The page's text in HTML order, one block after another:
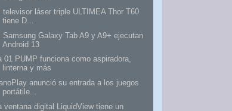
televisor láser triple ULTIMEA Thor T60
tiene D...
Samsung Galaxy Tab A9 y A9+ ejecutan
Android 13
01 PUMP funciona como aspiradora,
linterna y más
anunció su entrada a los juegos
portátile...
ventana digital LiquidView tiene un